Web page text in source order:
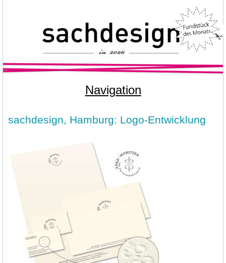
Navigation
sachdesign, Hamburg: Logo-Entwicklung